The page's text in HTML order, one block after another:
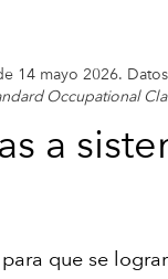
14 mayo 2026.
Occupational
a
que se